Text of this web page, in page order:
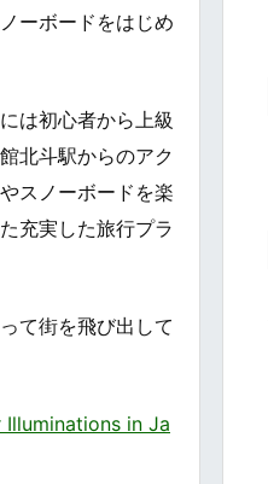
ーボードをはじめ
は初心者から上級
北斗駅からのアク
スノーボードを楽
充実した旅行プラ
て街を飛び出して
Illuminations in Ja